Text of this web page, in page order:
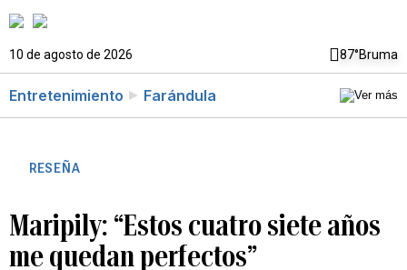
10 de agosto de 2026 87°Bruma
Entretenimiento Farándula
RESEÑA
Maripily: “Estos cuatro siete años
me quedan perfectos”